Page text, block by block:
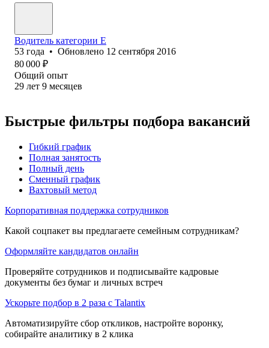
Водитель категории Е
53 года • Обновлено 12 сентября 2016
80 000 ₽
Общий опыт
29 лет 9 месяцев
Быстрые фильтры подбора вакансий
Гибкий график
Полная занятость
Полный день
Сменный график
Вахтовый метод
Корпоративная поддержка сотрудников
Какой соцпакет вы предлагаете семейным сотрудникам?
Оформляйте кандидатов онлайн
Проверяйте сотрудников и подписывайте кадровые
документы без бумаг и личных встреч
Ускорьте подбор в 2 раза с Talantix
Автоматизируйте сбор откликов, настройте воронку,
собирайте аналитику в 2 клика